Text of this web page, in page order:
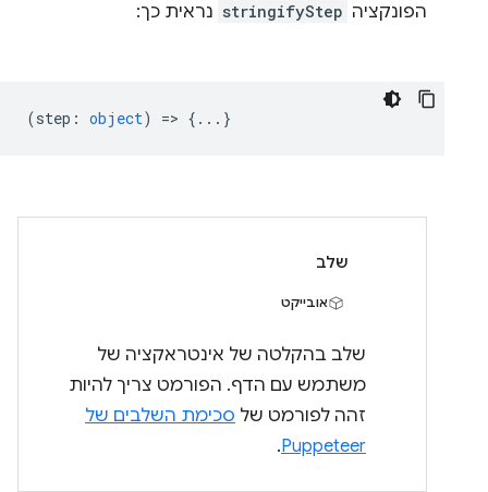
הפונקציה stringifyStep נראית כך:
(step : object) => {...}
שלב
אובייקט
שלב בהקלטה של אינטראקציה של
משתמש עם הדף. הפורמט צריך להיות
זהה לפורמט של סכימת השלבים של
Puppeteer
.